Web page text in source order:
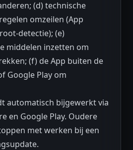
(d) technische
omzeilen (App
detectie); (e)
middelen inzetten om
(f) de App buiten de
Google Play om
automatisch bijgewerkt via
en Google Play. Oudere
met werken bij een